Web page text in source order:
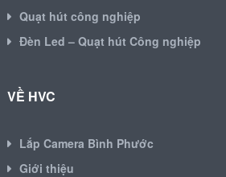
Quạt hút công nghiệp
Đèn Led – Quạt hút Công nghiệp
VỀ HVC
Lắp Camera Bình Phước
Giới thiệu